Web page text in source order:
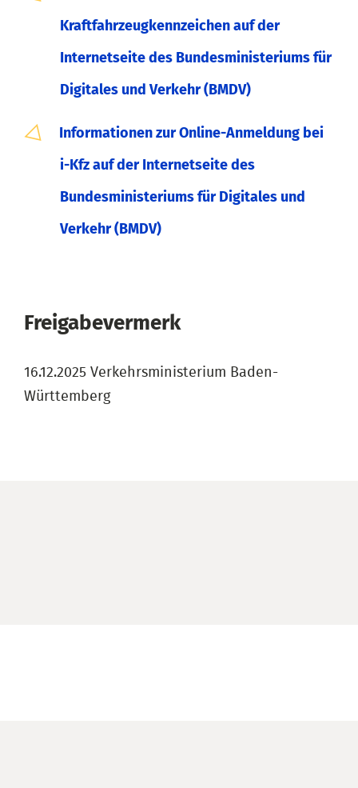
Kraftfahrzeugkennzeichen auf der
Internetseite des Bundesministeriums für
Digitales und Verkehr (BMDV)
Informationen zur Online-Anmeldung bei
i-Kfz auf der Internetseite des
Bundesministeriums für Digitales und
Verkehr (BMDV)
Freigabevermerk
16.12.2025 Verkehrsministerium Baden-
Württemberg